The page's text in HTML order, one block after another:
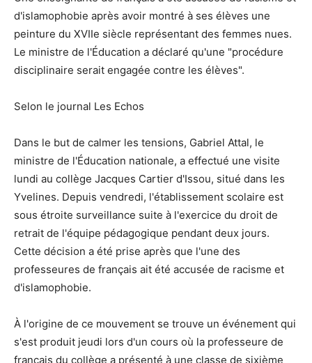
d'islamophobie après avoir montré à ses élèves une
peinture du XVIIe siècle représentant des femmes nues.
Le ministre de l'Éducation a déclaré qu'une "procédure
disciplinaire serait engagée contre les élèves".
Selon le journal Les Echos
Dans le but de calmer les tensions, Gabriel Attal, le
ministre de l'Éducation nationale, a effectué une visite
lundi au collège Jacques Cartier d'Issou, situé dans les
Yvelines. Depuis vendredi, l'établissement scolaire est
sous étroite surveillance suite à l'exercice du droit de
retrait de l'équipe pédagogique pendant deux jours.
Cette décision a été prise après que l'une des
professeures de français ait été accusée de racisme et
d'islamophobie.
À l'origine de ce mouvement se trouve un événement qui
s'est produit jeudi lors d'un cours où la professeure de
français du collège a présenté à une classe de sixième